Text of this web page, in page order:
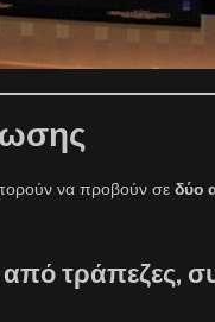
να προβούν σε δύο
τράπεζες,